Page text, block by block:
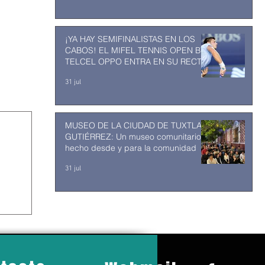
¡YA HAY SEMIFINALISTAS EN LOS
CABOS! EL MIFEL TENNIS OPEN BY
TELCEL OPPO ENTRA EN SU RECTA
31 jul
MUSEO DE LA CIUDAD DE TUXTLA
GUTIÉRREZ: Un museo comunitario
hecho desde y para la comunidad
31 jul